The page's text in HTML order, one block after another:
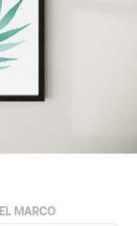
MARCO